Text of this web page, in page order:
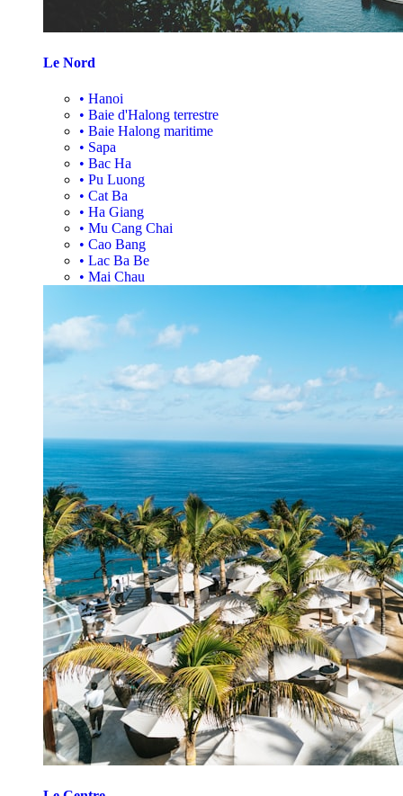
Le Nord
• Hanoi
• Baie d'Halong terrestre
• Baie Halong maritime
• Sapa
• Bac Ha
• Pu Luong
• Cat Ba
• Ha Giang
• Mu Cang Chai
• Cao Bang
• Lac Ba Be
• Mai Chau